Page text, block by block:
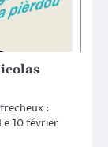
:
10 février